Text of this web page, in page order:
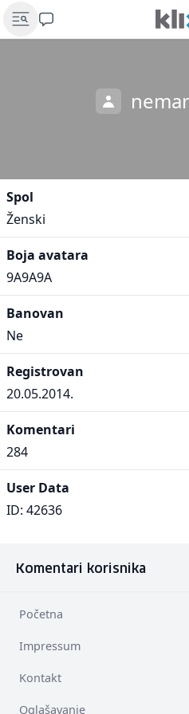
Spol
Ženski
Boja avatara
9A9A9A
Banovan
Ne
Registrovan
20.05.2014.
Komentari
284
User Data
ID: 42636
Komentari korisnika
Početna
Impressum
Kontakt
Oglašavanje